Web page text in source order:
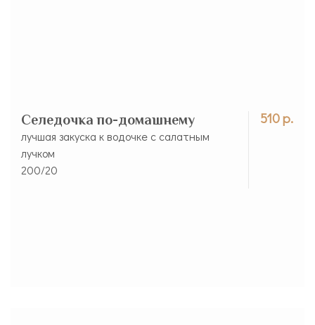
510 р.
Селедочка по-домашнему
лучшая закуска к водочке с салатным
лучком
200/20